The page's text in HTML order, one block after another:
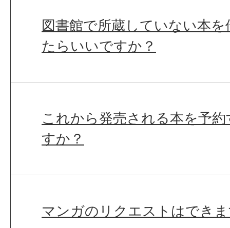
図書館で所蔵していない本
たらいいですか？
これから発売される本を予
すか？
マンガのリクエストはでき